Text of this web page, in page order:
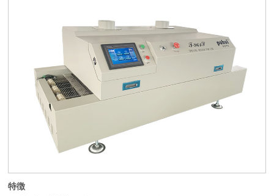
特徴